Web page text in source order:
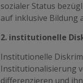
sozialer Status
auf inklusive Bildung
2. institutionelle
Institutionelle
Institutionalisierung
differenzieren und